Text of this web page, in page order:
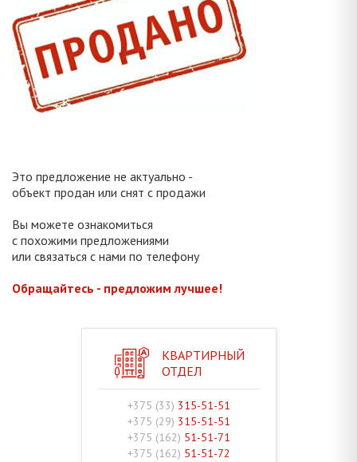
Это предложение не актуально -
объект продан или снят с продажи
Вы можете ознакомиться
с похожими предложениями
или связаться с нами по телефону
Обращайтесь - предложим лучшее!
КВАРТИРНЫЙ
ОТДЕЛ
+375 (33) 315-51-51
+375 (29) 315-51-51
+375 (162) 51-51-71
+375 (162) 51-51-72